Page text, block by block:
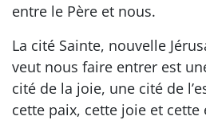
entre le Père et nous.
La cité Sainte, nouvelle
veut nous faire entrer est
cité de la joie, une cité de
cette paix, cette joie et